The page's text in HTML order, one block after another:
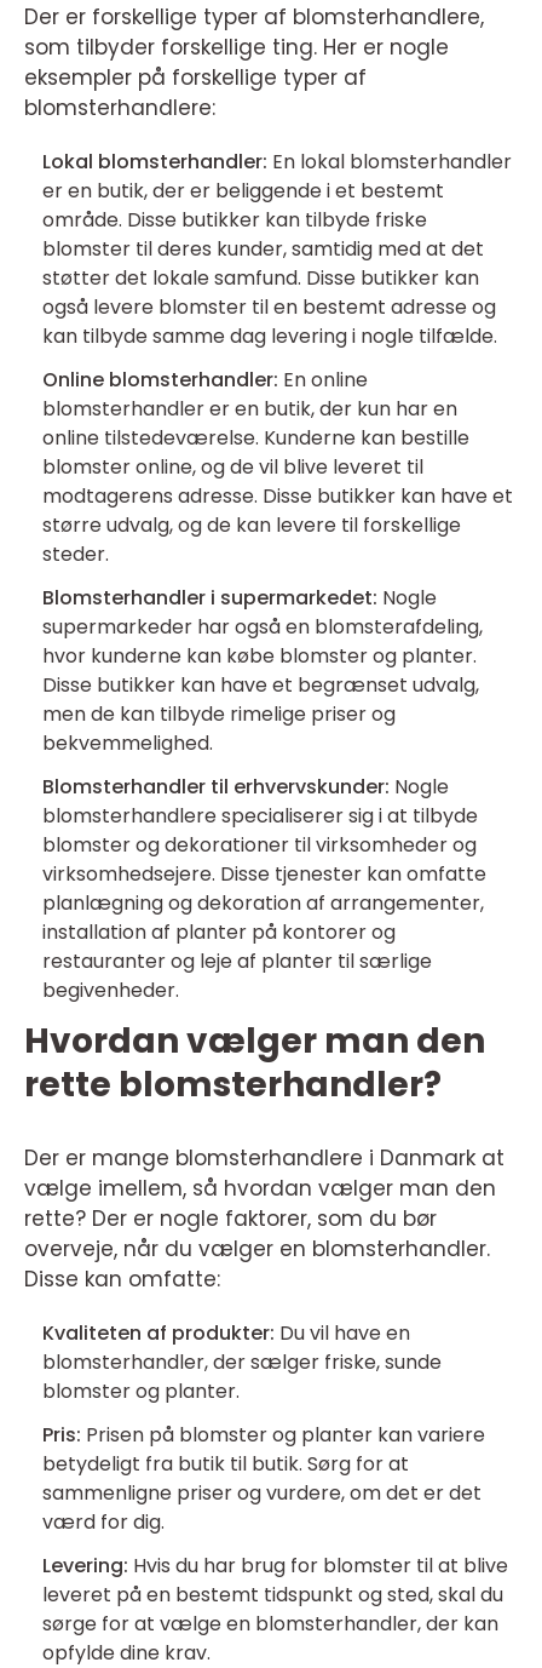
Der er forskellige typer af blomsterhandlere,
som tilbyder forskellige ting. Her er nogle
eksempler på forskellige typer af
blomsterhandlere:
Lokal blomsterhandler: En lokal blomsterhandler
er en butik, der er beliggende i et bestemt
område. Disse butikker kan tilbyde friske
blomster til deres kunder, samtidig med at det
støtter det lokale samfund. Disse butikker kan
også levere blomster til en bestemt adresse og
kan tilbyde samme dag levering i nogle tilfælde.
Online blomsterhandler: En online
blomsterhandler er en butik, der kun har en
online tilstedeværelse. Kunderne kan bestille
blomster online, og de vil blive leveret til
modtagerens adresse. Disse butikker kan have et
større udvalg, og de kan levere til forskellige
steder.
Blomsterhandler i supermarkedet: Nogle
supermarkeder har også en blomsterafdeling,
hvor kunderne kan købe blomster og planter.
Disse butikker kan have et begrænset udvalg,
men de kan tilbyde rimelige priser og
bekvemmelighed.
Blomsterhandler til erhvervskunder: Nogle
blomsterhandlere specialiserer sig i at tilbyde
blomster og dekorationer til virksomheder og
virksomhedsejere. Disse tjenester kan omfatte
planlægning og dekoration af arrangementer,
installation af planter på kontorer og
restauranter og leje af planter til særlige
begivenheder.
Hvordan vælger man den
rette blomsterhandler?
Der er mange blomsterhandlere i Danmark at
vælge imellem, så hvordan vælger man den
rette? Der er nogle faktorer, som du bør
overveje, når du vælger en blomsterhandler.
Disse kan omfatte:
Kvaliteten af produkter: Du vil have en
blomsterhandler, der sælger friske, sunde
blomster og planter.
Pris: Prisen på blomster og planter kan variere
betydeligt fra butik til butik. Sørg for at
sammenligne priser og vurdere, om det er det
værd for dig.
Levering: Hvis du har brug for blomster til at blive
leveret på en bestemt tidspunkt og sted, skal du
sørge for at vælge en blomsterhandler, der kan
opfylde dine krav.